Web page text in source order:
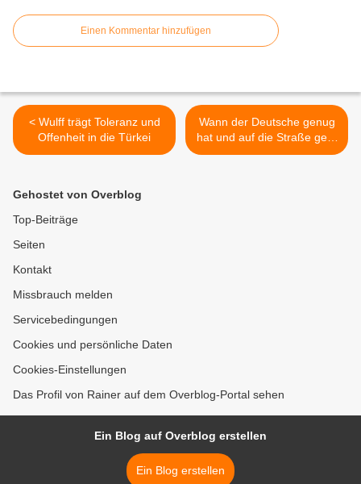
Einen Kommentar hinzufügen
< Wulff trägt Toleranz und
Offenheit in die Türkei
Wann der Deutsche genug
hat und auf die Straße geht
>
Gehostet von Overblog
Top-Beiträge
Seiten
Kontakt
Missbrauch melden
Servicebedingungen
Cookies und persönliche Daten
Cookies-Einstellungen
Das Profil von Rainer auf dem Overblog-Portal sehen
Ein Blog auf Overblog erstellen
Ein Blog erstellen